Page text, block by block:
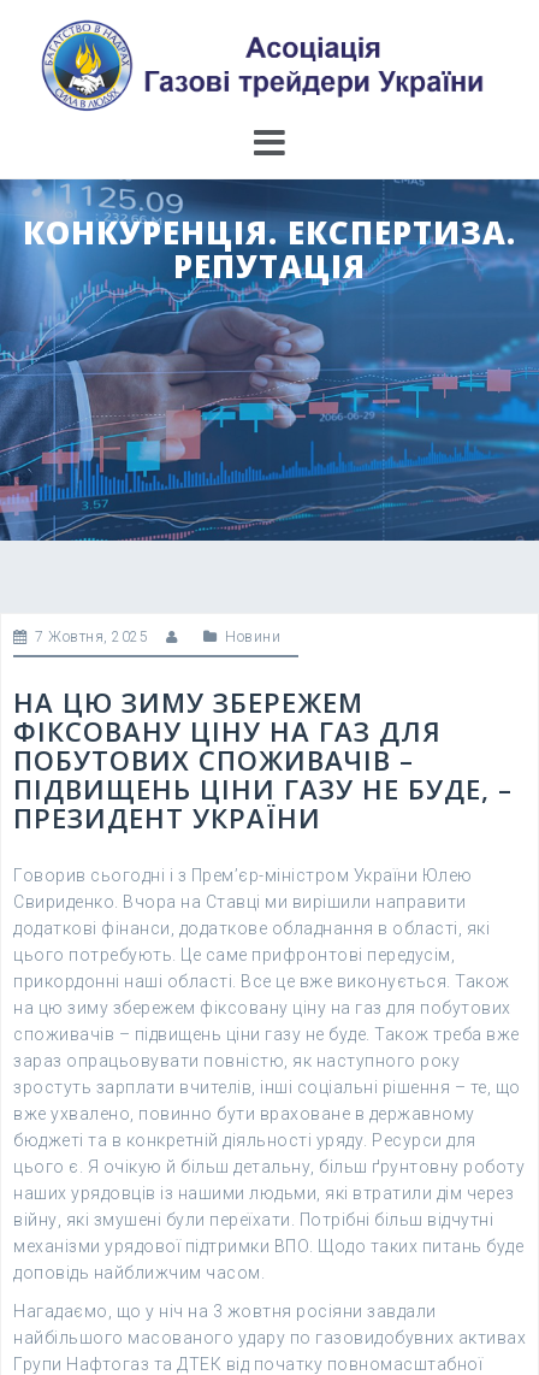
content
КОНКУРЕНЦІЯ. ЕКСПЕРТИЗА.
РЕПУТАЦІЯ
7 Жовтня, 2025 Новини
НА ЦЮ ЗИМУ ЗБЕРЕЖЕМ
ФІКСОВАНУ ЦІНУ НА ГАЗ ДЛЯ
ПОБУТОВИХ СПОЖИВАЧІВ –
ПІДВИЩЕНЬ ЦІНИ ГАЗУ НЕ БУДЕ, –
ПРЕЗИДЕНТ УКРАЇНИ
Говорив сьогодні і з Прем’єр-міністром України Юлею
Свириденко. Вчора на Ставці ми вирішили направити
додаткові фінанси, додаткове обладнання в області, які
цього потребують. Це саме прифронтові передусім,
прикордонні наші області. Все це вже виконується. Також
на цю зиму збережем фіксовану ціну на газ для побутових
споживачів – підвищень ціни газу не буде. Також треба вже
зараз опрацьовувати повністю, як наступного року
зростуть зарплати вчителів, інші соціальні рішення – те, що
вже ухвалено, повинно бути враховане в державному
бюджеті та в конкретній діяльності уряду. Ресурси для
цього є. Я очікую й більш детальну, більш ґрунтовну роботу
наших урядовців із нашими людьми, які втратили дім через
війну, які змушені були переїхати. Потрібні більш відчутні
механізми урядової підтримки ВПО. Щодо таких питань буде
доповідь найближчим часом.
Нагадаємо, що у ніч на 3 жовтня росіяни завдали
найбільшого масованого удару по газовидобувних активах
Групи Нафтогаз та ДТЕК від початку повномасштабної